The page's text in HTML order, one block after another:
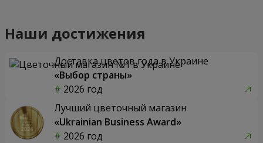
Наши достижения
Доставка цветов года в Украине
«Выбор страны»
2026 год
Лучший цветочный магазин
«Ukrainian Business Award»
2026 год